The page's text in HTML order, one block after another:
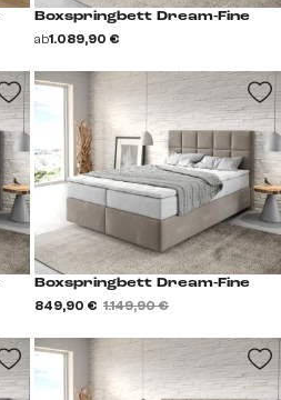
Boxspringbett Dream-Fine
ab1.089,90 €
Boxspringbett Dream-Fine
849,90 € 1.149,90 €